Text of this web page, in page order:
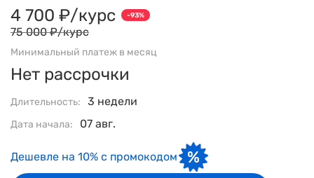
75 000 ₽/курс
4 700 ₽/курс -93%
Минимальный платеж в месяц
Нет рассрочки
Длительность: 3 недели
Дата начала: 07 авг.
Дешевле на 10% с промокодом